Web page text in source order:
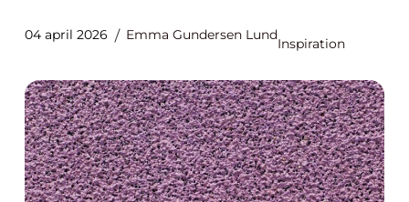
04 april 2026 Emma Gundersen Lund
Inspiration